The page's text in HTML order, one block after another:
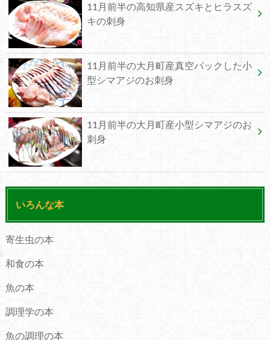
11月前半の高知県産スズキとヒラスズ
キの刺身
11月前半の大月町産真空パックした小
型シマアジのお刺身
11月前半の大月町産小型シマアジのお
刺身
いろんな本
寄生虫の本
和食の本
魚の本
調理学の本
魚の調理の本